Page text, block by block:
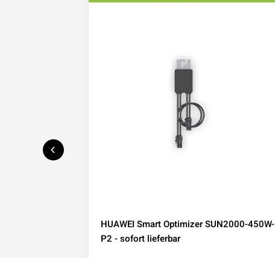
HUAWEI Smart Optimizer SUN2000-450W-
P2 - sofort lieferbar